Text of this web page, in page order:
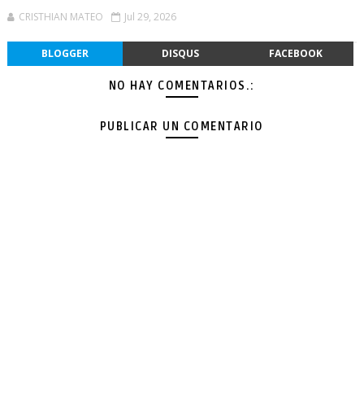
CRISTHIAN MATEO Jul 29, 2026
BLOGGER DISQUS FACEBOOK
NO HAY COMENTARIOS.:
PUBLICAR UN COMENTARIO